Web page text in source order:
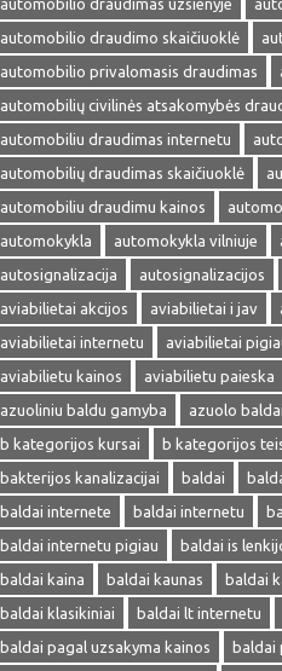
automobilio draudimas uzsienyje
automobilio draudimo skaičiuoklė
automobilio privalomasis draudimas
automobilių civilinės atsakomybės
automobiliu draudimas internetu
automobilių draudimas skaičiuoklė
automobiliu draudimu kainos
automokykla
automokykla vilniuje
autosignalizacija
autosignalizacijos
aviabilietai akcijos
aviabilietai i jav
aviabilietai internetu
aviabilietai
aviabilietu kainos
aviabilietu paieska
azuoliniu baldu gamyba
azuolo baldai
b kategorijos kursai
b kategorijos
bakterijos kanalizacijai
baldai
baldai internete
baldai internetu
baldai internetu pigiau
baldai is
baldai kaina
baldai kaunas baldai
baldai klasikiniai
baldai lt internetu
baldai pagal uzsakyma kainos
baldai